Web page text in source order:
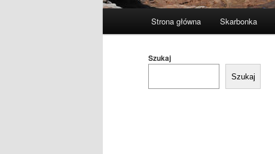
Strona główna Skarbonka
Szukaj
Szukaj